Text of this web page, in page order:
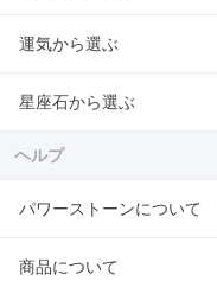
運気から選ぶ
星座石から選ぶ
ヘルプ
パワーストーンについて
商品について